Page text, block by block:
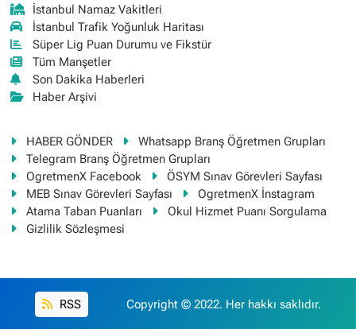
İstanbul Namaz Vakitleri
İstanbul Trafik Yoğunluk Haritası
Süper Lig Puan Durumu ve Fikstür
Tüm Manşetler
Son Dakika Haberleri
Haber Arşivi
HABER GÖNDER
Whatsapp Branş Öğretmen Grupları
Telegram Branş Öğretmen Grupları
OgretmenX Facebook
ÖSYM Sınav Görevleri Sayfası
MEB Sınav Görevleri Sayfası
OgretmenX İnstagram
Atama Taban Puanları
Okul Hizmet Puanı Sorgulama
Gizlilik Sözleşmesi
RSS Copyright © 2022. Her hakkı saklıdır.